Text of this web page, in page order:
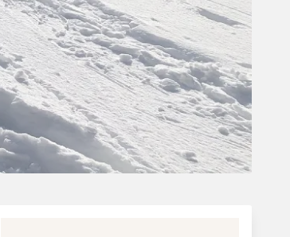
Der går skibus ind til Lofer.
Hovedstad Østrig:Wien.
Befolkningstal:Ca. 8,8 mio.
Areal:Ca. 83.879 km²
Afstand fra Danmark: Ca. 1.200 (fra den
dansk-tyske grænse)
Mere information:
Turistinformation: Østrig
Turistinformation: Salzburger Land - Lofer
Turistinformation: Lofer
Camping Grubhof